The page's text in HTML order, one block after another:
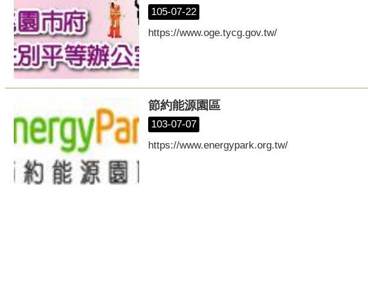
105-07-22
https://www.oge.tycg.gov.tw/
節約能源園區
103-07-07
https://www.energypark.org.tw/